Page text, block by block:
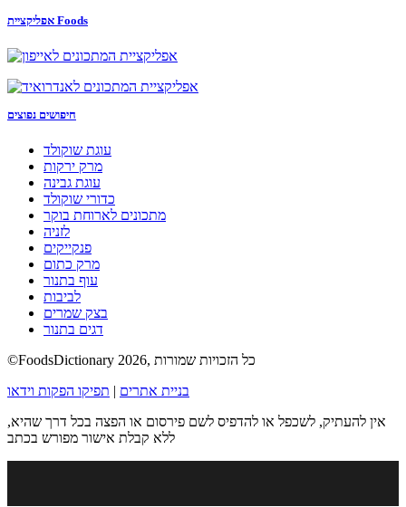
אפליקציית Foods
חיפושים נפוצים
עוגת שוקולד
מרק ירקות
עוגת גבינה
כדורי שוקולד
מתכונים לארוחת בוקר
לזניה
פנקייקים
מרק כתום
עוף בתנור
לביבות
בצק שמרים
דגים בתנור
©FoodsDictionary 2026, כל הזכויות שמורות
בניית אתרים | תפיקו הפקות וידאו
אין להעתיק, לשכפל או להדפיס לשם פירסום או הפצה בכל דרך שהיא,
ללא קבלת אישור מפורש בכתב